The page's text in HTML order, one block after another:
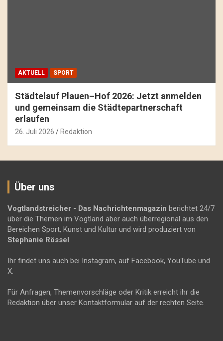
AKTUELL SPORT
Städtelauf Plauen–Hof 2026: Jetzt anmelden
und gemeinsam die Städtepartnerschaft
erlaufen
26. Juli 2026 Redaktion
Über uns
Vogtlandstreicher - Das Nachrichtenmagazin berichtet 24/7
über die Themen im Vogtland aber auch überregional aus den
Bereichen Sport, Kunst und Kultur und wird produziert von
Stephanie Rössel .
Ihr findet uns auch bei Instagram, auf Facebook, YouTube und
X.
Für Anfragen, Themenvorschläge oder Kritik erreicht ihr die
Redaktion über unser Kontaktformular auf der rechten Seite.